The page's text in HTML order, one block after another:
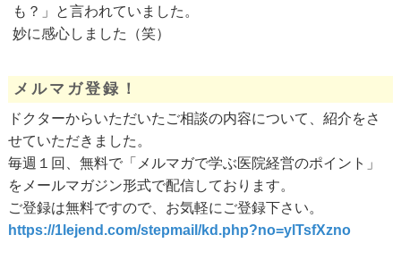
も？」と言われていました。
妙に感心しました（笑）
メルマガ登録！
ドクターからいただいたご相談の内容について、紹介をさ
せていただきました。
毎週１回、無料で「メルマガで学ぶ医院経営のポイント」
をメールマガジン形式で配信しております。
ご登録は無料ですので、お気軽にご登録下さい。
https://1lejend.com/stepmail/kd.php?no=ylTsfXzno